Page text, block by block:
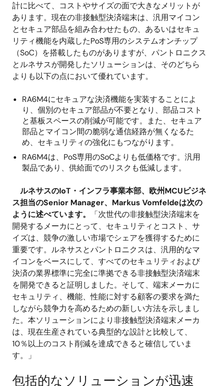
計に比べて、コストやサイズの面で大きなメリットが
あります。現在の非接触型決済端末は、汎用マイコン
とセキュア部品を組み合わせたもの、あるいはセキュ
リティ機能を内蔵したPoS専用のシステムオンチップ
（SoC）を搭載したものがありますが、パントロニクス
とルネサスが開発したソリューションは、そのどちら
よりも以下の点において優れています。
RA6M4にセキュアな決済機能を実装することによ
り、個別のセキュア部品が不要となり、部品コスト
と基板スペースの削減が可能です。また、セキュア
部品とマイコン間の脆弱な通信経路が無くなるた
め、セキュリティの強化にもつながります。
RA6M4は、PoS専用のSoCよりも低価格です。汎用
製品であり、供給面でのリスクも低減します。
ルネサスのIoT・インフラ事業本部、欧州MCUビジネ
ス担当のSenior Manager、Markus Vomfeldeは次の
ように述べています。
「次世代の非接触型決済端末を
開発するメーカにとって、セキュリティとコスト、サ
イズは、競争の激しい市場でシェアを獲得するために
重要です。ルネサスとパントロニクスは、汎用的なマ
イコンをベースにして、すべてのセキュリティおよび
決済の業界標準に完全に準拠できる非接触型決済端末
を開発できると証明しました。そして、端末メーカに
セキュリティ、機能、性能に対する顧客の要求を満た
しながら競争力を高めるための新しい方法を示しまし
た。本ソリューションにより非接触型決済端末メーカ
は、現在生産されている典型的な設計と比較して、
10％以上のコスト削減を達成できると確信していま
す。」
包括的なソリューションが迅速